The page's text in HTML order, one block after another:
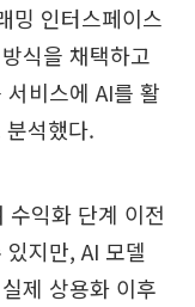
밍 인터스페이스
식을 채택하고
비스에 AI를 활
석했다.
수익화 단계 이전
지만, AI 모델
제 상용화 이후